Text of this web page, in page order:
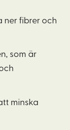
ner fibrer och
som är
minska